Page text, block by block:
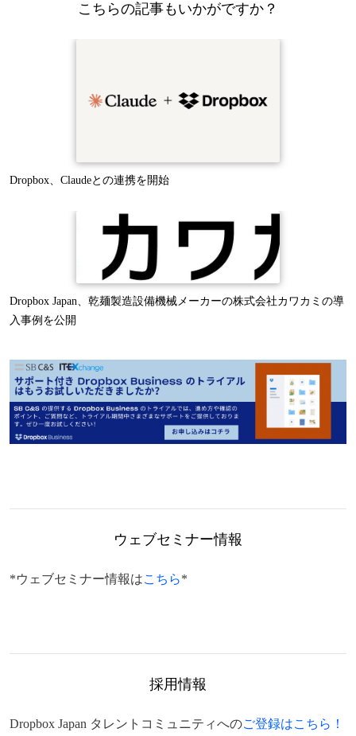
こちらの記事もいかがですか？
Dropbox、Claudeとの連携を開始
Dropbox Japan、乾麺製造設備機械メーカーの株式会社カワカミの導
入事例を公開
ウェブセミナー情報
*ウェブセミナー情報はこちら*
採用情報
Dropbox Japan タレントコミュニティへのご登録はこちら！